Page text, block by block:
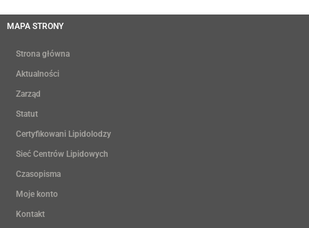
MAPA STRONY
Strona główna
Aktualności
Zarząd
Statut
Certyfikowani Lipidolodzy
Sieć Centrów Lipidowych
Czasopisma
Moje konto
Kontakt